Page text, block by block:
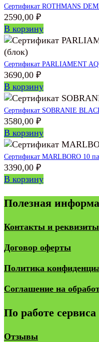
Сертификат ROTHMANS
2590,00 ₽
В корзину
Сертификат PARLIAMENT
3690,00 ₽
В корзину
Сертификат SOBRANIE
3580,00 ₽
В корзину
Сертификат MARLBORO 10
3390,00 ₽
В корзину
Полезная
Контакты и реквизиты
Договор оферты
Политика
Соглашение на
По работе сервиса
Отзывы